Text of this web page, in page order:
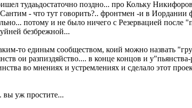
тудаьдостаточно поздно... про Кольку
- что тут говорить?.. фронтмен -и в Иордании
потому и не было ничего с Резервацией после
безбрежной...
то единым сообществом, коий можно назвать
ои разпиздяйство.... в конце концов и у"пьянства-
во мнениях и устремлениях и сделало этот
вы уж простите...